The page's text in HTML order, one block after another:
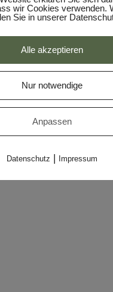
wir Cookies verwenden.
Sie in unserer
Alle akzeptieren
Nur notwendige
Anpassen
Datenschutz | Impressum